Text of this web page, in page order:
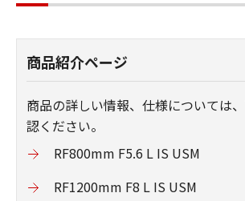
商品紹介ページ
商品の詳しい情報、仕様については
認ください。
RF800mm F5.6 L IS USM
RF1200mm F8 L IS USM